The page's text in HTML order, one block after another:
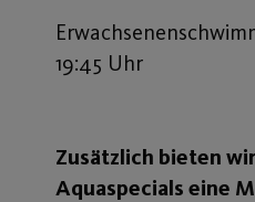
19:45 Uhr
Zusätzlich bieten
Aquaspecials eine